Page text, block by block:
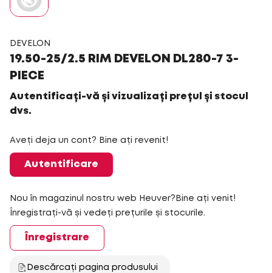
DEVELON
19.50-25/2.5 RIM DEVELON DL280-7 3-
PIECE
Autentificați-vă și vizualizați prețul și stocul
dvs.
Aveți deja un cont? Bine ați revenit!
Autentificare
Nou în magazinul nostru web Heuver?Bine ați venit!
Înregistrați-vă și vedeți prețurile și stocurile.
Înregistrare
Descărcați pagina produsului